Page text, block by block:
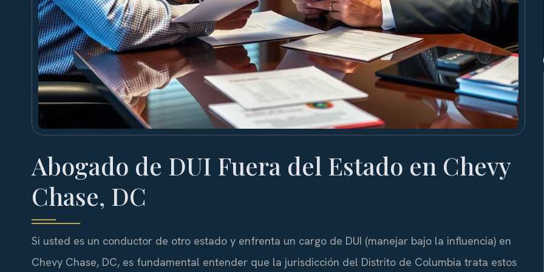
Abogado de DUI Fuera del Estado en Chevy
Chase, DC
Si usted es un conductor de otro estado y enfrenta un cargo de DUI (manejar bajo la influencia) en
Chevy Chase, DC, es fundamental entender que la jurisdicción del Distrito de Columbia trata estos